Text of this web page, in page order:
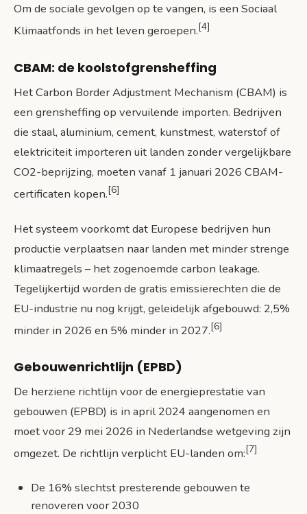
Om de sociale gevolgen op te vangen, is een Sociaal
Klimaatfonds in het leven geroepen.[4]
CBAM: de koolstofgrensheffing
Het Carbon Border Adjustment Mechanism (CBAM) is
een grensheffing op vervuilende importen. Bedrijven
die staal, aluminium, cement, kunstmest, waterstof of
elektriciteit importeren uit landen zonder vergelijkbare
CO2-beprijzing, moeten vanaf 1 januari 2026 CBAM-
certificaten kopen.[6]
Het systeem voorkomt dat Europese bedrijven hun
productie verplaatsen naar landen met minder strenge
klimaatregels – het zogenoemde carbon leakage.
Tegelijkertijd worden de gratis emissierechten die de
EU-industrie nu nog krijgt, geleidelijk afgebouwd: 2,5%
minder in 2026 en 5% minder in 2027.[6]
Gebouwenrichtlijn (EPBD)
De herziene richtlijn voor de energieprestatie van
gebouwen (EPBD) is in april 2024 aangenomen en
moet voor 29 mei 2026 in Nederlandse wetgeving zijn
omgezet. De richtlijn verplicht EU-landen om:[7]
De 16% slechtst presterende gebouwen te
renoveren voor 2030